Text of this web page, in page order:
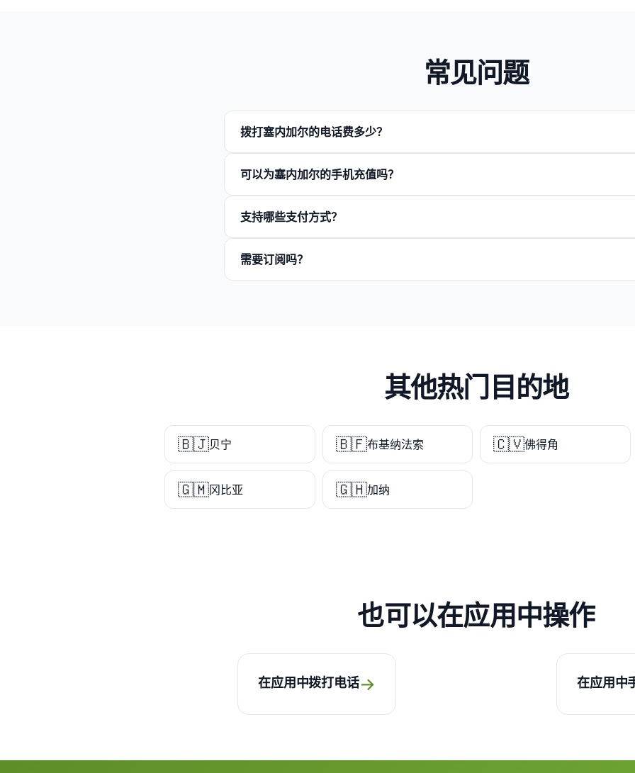
常见问题
拨打塞内加尔的电话费多少？
可以为塞内加尔的手机充值吗？
支持哪些支付方式？
需要订阅吗？
其他热门目的地
🇧🇯贝宁 🇧🇫布基纳法索 🇨🇻佛得角
🇬🇲冈比亚 🇬🇭加纳
也可以在应用中操作
在应用中拨打电话→ 在应用中